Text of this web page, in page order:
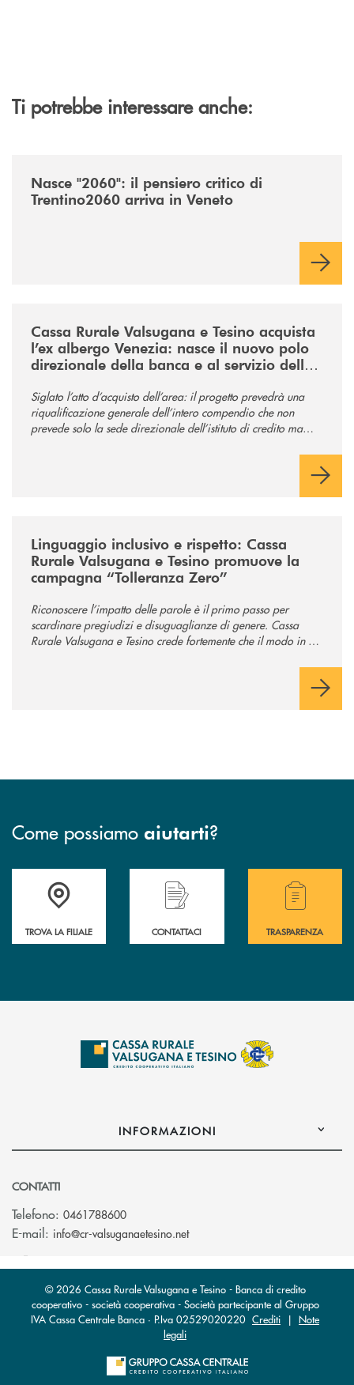
Ti potrebbe interessare anche:
Nasce "2060": il pensiero critico di
Trentino2060 arriva in Veneto
Cassa Rurale Valsugana e Tesino acquista
l’ex albergo Venezia: nasce il nuovo polo
direzionale della banca e al servizio della
Siglato l’atto d’acquisto dell’area: il progetto prevedrà una
riqualificazione generale dell’intero compendio che non
prevede solo la sede direzionale dell’istituto di credito ma
Linguaggio inclusivo e rispetto: Cassa
Rurale Valsugana e Tesino promuove la
campagna “Tolleranza Zero”
Riconoscere l’impatto delle parole è il primo passo per
scardinare pregiudizi e disuguaglianze di genere. Cassa
Rurale Valsugana e Tesino crede fortemente che il modo in cui
Come possiamo aiutarti?
Accedi all' elenco completo delle filiali .
TROVA LA FILIALE
Hai bisogno di assistenza immediata?
CONTATTACI
Hai bisogno di
TRASPARENZA
INFORMAZIONI
CONTATTI
Telefono: 0461788600
E-mail: info@cr-valsuganaetesino.net(si apre l’app di posta
© 2026 Cassa Rurale Valsugana e Tesino - Banca di credito
cooperativo - società cooperativa - Società partecipante al Gruppo
IVA Cassa Centrale Banca · P.Iva 02529020220 Crediti | Note
legali